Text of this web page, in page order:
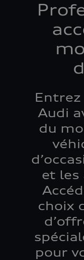
Entrez
Audi
du
et les
choix
pour